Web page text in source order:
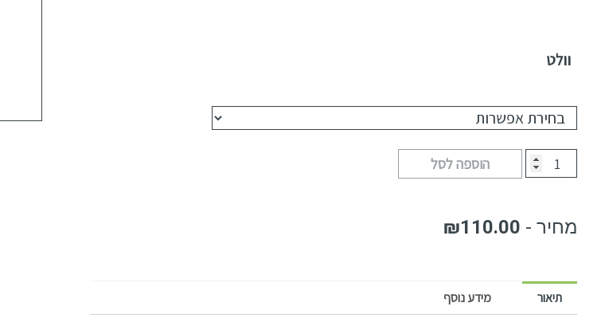
וולט
הוספה לסל
₪110.00
תיאור מידע נוסף